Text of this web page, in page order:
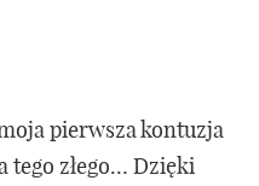
pierwsza kontuzja
tego złego… Dzięki